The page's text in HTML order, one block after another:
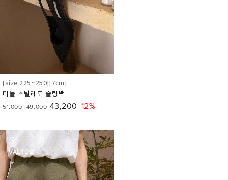
[size 225~250][7cm]
미들 스틸레토 슬링백
51,000 49,000 43,200 12%